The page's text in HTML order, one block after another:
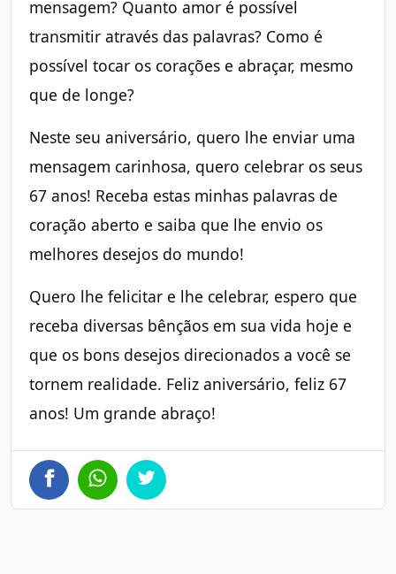
mensagem? Quanto amor é possível
transmitir através das palavras? Como é
possível tocar os corações e abraçar, mesmo
que de longe?
Neste seu aniversário, quero lhe enviar uma
mensagem carinhosa, quero celebrar os seus
67 anos! Receba estas minhas palavras de
coração aberto e saiba que lhe envio os
melhores desejos do mundo!
Quero lhe felicitar e lhe celebrar, espero que
receba diversas bênçãos em sua vida hoje e
que os bons desejos direcionados a você se
tornem realidade. Feliz aniversário, feliz 67
anos! Um grande abraço!